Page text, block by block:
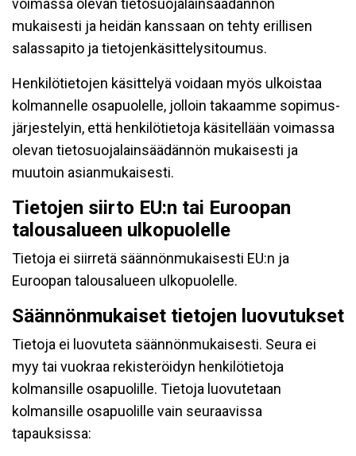
voimassa olevan tietosuojalainsäädännön
mukaisesti ja heidän kanssaan on tehty erillisen
salassapito ja tietojenkäsittelysitoumus.
Henkilötietojen käsittelyä voidaan myös ulkoistaa
kolmannelle osapuolelle, jolloin takaamme sopimus-
järjestelyin, että henkilötietoja käsitellään voimassa
olevan tietosuojalainsäädännön mukaisesti ja
muutoin asianmukaisesti.
Tietojen siirto EU:n tai Euroopan
talousalueen ulkopuolelle
Tietoja ei siirretä säännönmukaisesti EU:n ja
Euroopan talousalueen ulkopuolelle.
Säännönmukaiset tietojen luovutukset
Tietoja ei luovuteta säännönmukaisesti. Seura ei
myy tai vuokraa rekisteröidyn henkilötietoja
kolmansille osapuolille. Tietoja luovutetaan
kolmansille osapuolille vain seuraavissa
tapauksissa: